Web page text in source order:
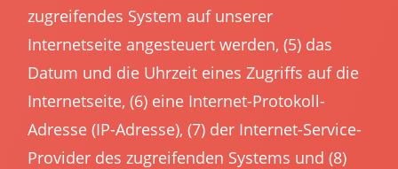
zugreifendes System auf unserer
Internetseite angesteuert werden, (5) das
Datum und die Uhrzeit eines Zugriffs auf die
Internetseite, (6) eine Internet-Protokoll-
Adresse (IP-Adresse), (7) der Internet-Service-
Provider des zugreifenden Systems und (8)